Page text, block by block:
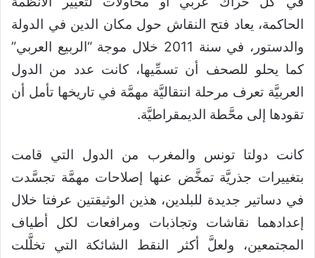
الحاكمة، يعاد فتح النقاش حول مكان الدين في الدولة
والدستور، في سنة 2011 خلال موجة “الربيع العربي”
كما يحلو للصحف أن تسمِّيها، كانت عدد من الدول
العربيَّة تعرف مرحلة انتقاليَّة مهمَّة في تاريخها تأمل أن
تقودها إلى محَّطة الديمقراطيَّة.
كانت دولتا تونس والمغرب من الدول التي قامت
بتغييرات جذريَّة تمخَّض عنها إصلاحات مهمَّة تجسَّدت
في دساتير جديدة للبلدين، هذين الوثيقتين عرفتا خلال
إعدادهما نقاشات وتجاذبات ومرافعات لكل أطياف
المجتمعين، ولعلَّ أكثر النقط الشائكة التي تخلَّلت